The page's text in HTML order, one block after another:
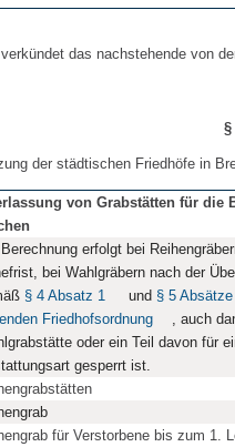
das nachstehende von
§
der städtischen Friedhöfe in
von Grabstätten für die
erfolgt bei
bei Wahlgräbern nach der
§ 4 Absatz 1 und § 5
Friedhofsordnung
, auch
oder ein Teil davon für
gesperrt ist.
für Verstorbene bis zum 1.